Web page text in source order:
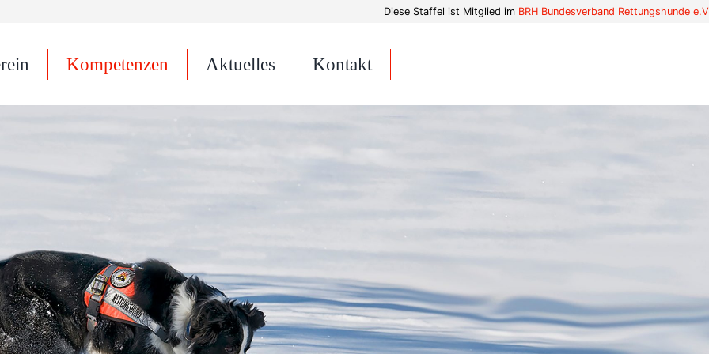
Diese Staffel ist Mitglied im BRH Bundesverband Rettungshunde e.V
Kompetenzen Aktuelles Kontakt